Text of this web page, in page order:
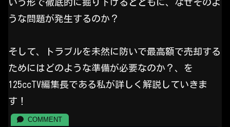
いう形で徹底的に掘り下げるとともに、なぜそのよ
うな問題が発生するのか？
そして、トラブルを未然に防いで最高額で売却する
ためにはどのような準備が必要なのか？、を
125ccTV編集長である私が詳しく解説していきま
す！